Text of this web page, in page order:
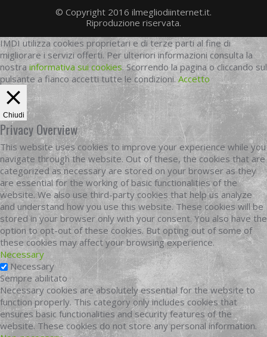
© Copyright 2016 ilmegliodiinternet.it.
Riproduzione riservata.
IMDI utilizza cookies proprietari e di terze parti al fine di
migliorare i servizi offerti. Per ulteriori informazioni consulta la
nostra informativa sui cookies. Scorrendo la pagina o cliccando sul
pulsante a fianco accetti tutte le condizioni. Accetto
Chiudi
Privacy Overview
This website uses cookies to improve your experience while you
navigate through the website. Out of these, the cookies that are
categorized as necessary are stored on your browser as they
are essential for the working of basic functionalities of the
website. We also use third-party cookies that help us analyze
and understand how you use this website. These cookies will be
stored in your browser only with your consent. You also have the
option to opt-out of these cookies. But opting out of some of
these cookies may affect your browsing experience.
Necessary
Necessary
Sempre abilitato
Necessary cookies are absolutely essential for the website to
function properly. This category only includes cookies that
ensures basic functionalities and security features of the
website. These cookies do not store any personal information.